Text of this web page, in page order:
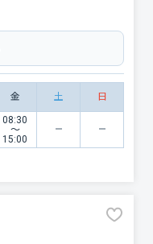
金 土 日
08:30
〜
15:00